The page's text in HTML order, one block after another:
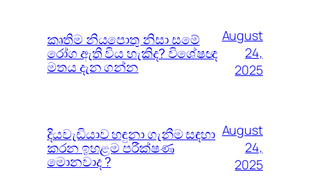
කෘතිම නියපොතු නිසා සමේ
රෝග ඇති විය හැකිද? විශේෂඥ
මතය දැන ගන්න
August
24,
2025
දියවැඩියාව හඳුනා ගැනීම සඳහා
කරන ඉහළම පරීක්ෂණ
මොනවාද ?
August
24,
2025